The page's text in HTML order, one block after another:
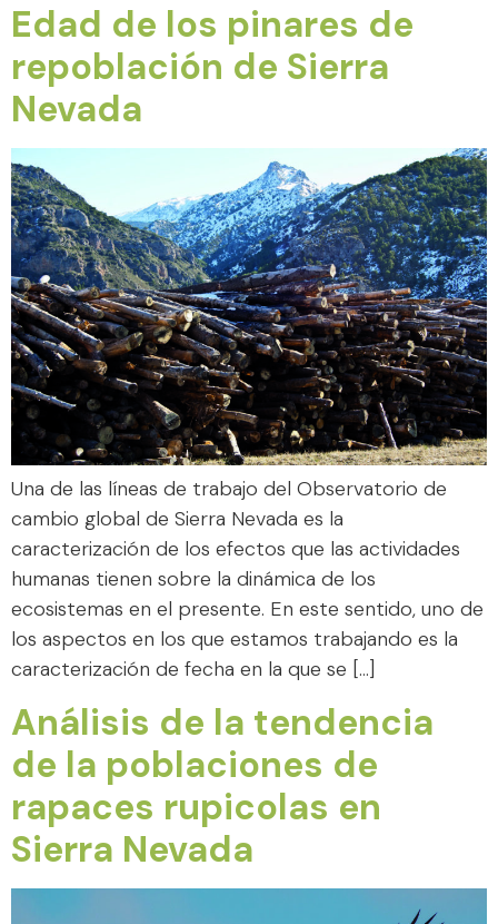
Edad de los pinares de
repoblación de Sierra
Nevada
Una de las líneas de trabajo del Observatorio de
cambio global de Sierra Nevada es la
caracterización de los efectos que las actividades
humanas tienen sobre la dinámica de los
ecosistemas en el presente. En este sentido, uno de
los aspectos en los que estamos trabajando es la
caracterización de fecha en la que se […]
Análisis de la tendencia
de la poblaciones de
rapaces rupicolas en
Sierra Nevada